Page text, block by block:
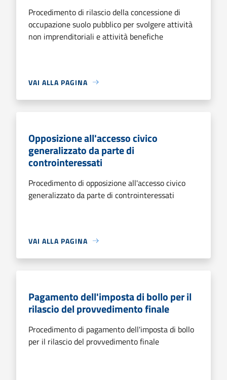
Procedimento di rilascio della concessione di
occupazione suolo pubblico per svolgere attività
non imprenditoriali e attività benefiche
VAI ALLA PAGINA
Opposizione all'accesso civico
generalizzato da parte di
controinteressati
Procedimento di opposizione all'accesso civico
generalizzato da parte di controinteressati
VAI ALLA PAGINA
Pagamento dell'imposta di bollo per il
rilascio del provvedimento finale
Procedimento di pagamento dell'imposta di bollo
per il rilascio del provvedimento finale